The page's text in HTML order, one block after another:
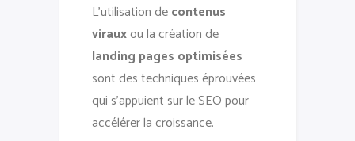
L’utilisation decontenus
virauxou la création de
landing pages optimisées
sont des techniques éprouvées
qui s’appuient sur le SEO pour
accélérer la croissance.